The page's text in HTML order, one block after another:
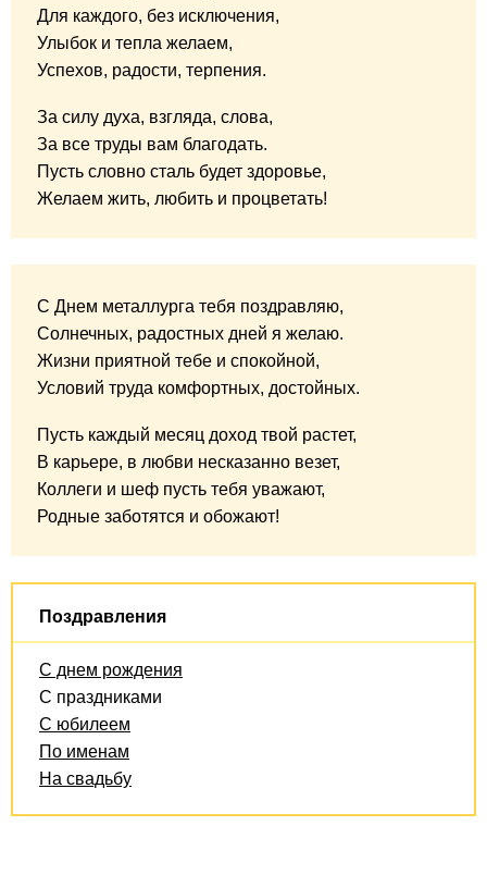
Для каждого, без исключения,
Улыбок и тепла желаем,
Успехов, радости, терпения.
За силу духа, взгляда, слова,
За все труды вам благодать.
Пусть словно сталь будет здоровье,
Желаем жить, любить и процветать!
С Днем металлурга тебя поздравляю,
Солнечных, радостных дней я желаю.
Жизни приятной тебе и спокойной,
Условий труда комфортных, достойных.
Пусть каждый месяц доход твой растет,
В карьере, в любви несказанно везет,
Коллеги и шеф пусть тебя уважают,
Родные заботятся и обожают!
Поздравления
С днем рождения
С праздниками
С юбилеем
По именам
На свадьбу